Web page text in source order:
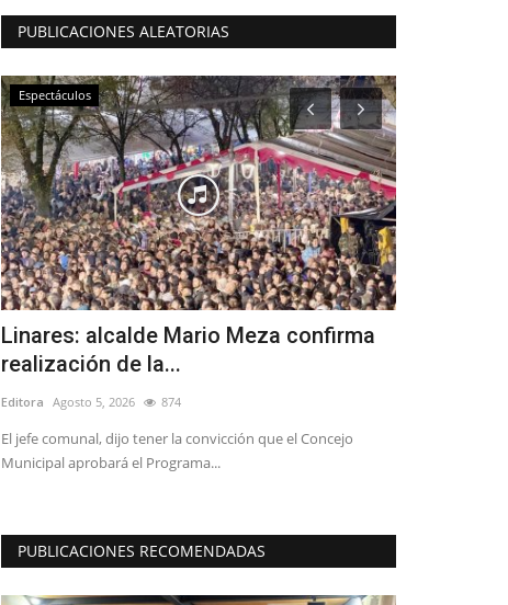
PUBLICACIONES ALEATORIAS
Espectáculos
Linares: alcalde Mario Meza confirma
realización de la...
Editora Agosto 5, 2026 874
El jefe comunal, dijo tener la convicción que el Concejo
Municipal aprobará el Programa...
PUBLICACIONES RECOMENDADAS